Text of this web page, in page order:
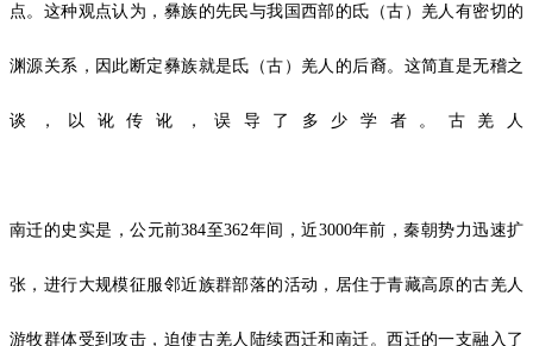
点。这种观点认为，彝族的先民与我国西部的氐（古）羌人有密切的
渊源关系，因此断定彝族就是氐（古）羌人的后裔。这简直是无稽之
谈，以讹传讹，误导了多少学者。 古羌人
南迁的史实是，公元前384至362年间，近3000年前，秦朝势力迅速扩
张，进行大规模征服邻近族群部落的活动，居住于青藏高原的古羌人
游牧群体受到攻击，迫使古羌人陆续西迁和南迁。西迁的一支融入了